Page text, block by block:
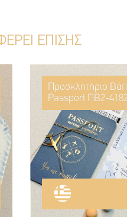
ΕΠΙΣΗΣ
Προσκλητήριο
Passport ΠΒ2-